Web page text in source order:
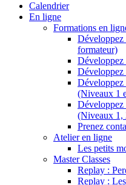
Calendrier
En ligne
Formations en
formateur)
(Niveaux 1
(Niveaux 1,
Prenez
Atelier en ligne
Les petits
Master Classes
Replay :
Replay :